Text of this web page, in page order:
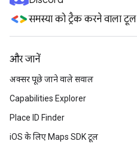
समस्या को ट्रैक करने वाला टूल
और जानें
अक्सर पूछे जाने वाले सवाल
Capabilities Explorer
Place ID Finder
iOS के लिए Maps SDK टूल